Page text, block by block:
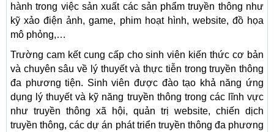
hành trong việc sản xuất các sản phẩm truyền thông như
kỹ xảo điện ảnh, game, phim hoạt hình, website, đồ họa
mô phỏng,…
Trường cam kết cung cấp cho sinh viên kiến thức cơ bản
và chuyên sâu về lý thuyết và thực tiễn trong truyền thông
đa phương tiện. Sinh viên được đào tạo khả năng ứng
dụng lý thuyết và kỹ năng truyền thông trong các lĩnh vực
như truyền thông xã hội, quản trị website, chiến dịch
truyền thông, các dự án phát triển truyền thông đa phương